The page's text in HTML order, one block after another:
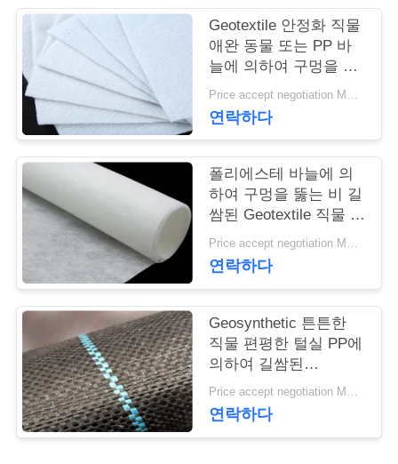
연
주
요
인
용
문
을
Geotextile 안정화 직물
애완 동물 또는 PP 바
늘에 의하여 구멍을 뚫
는 Geotextile 백색 노화
방지
Price accept negotiation MOQ:1sqm
연락하다
폴리에스테 바늘에 의
하여 구멍을 뚫는 비 길
쌈된 Geotextile 직물 비
길쌈된 반대로 - 산화 Price accept negotiation MOQ:100sq.m.
연락하다
Geosynthetic 튼튼한
직물 편평한 털실 PP에
의하여 길쌈된
Geotextile는을 위한 잔
디를 성장합니다 막습
니다
Price accept negotiation MOQ:1000 sq.m.
연락하다